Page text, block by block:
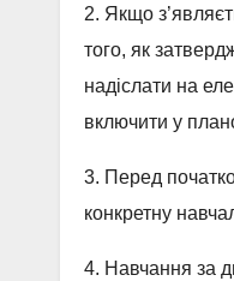
2. Якщо
того, як
надіслати на
включити у
3. Перед
конкретну
4. Навчання за